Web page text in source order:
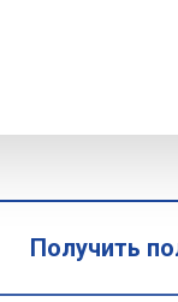
Получить